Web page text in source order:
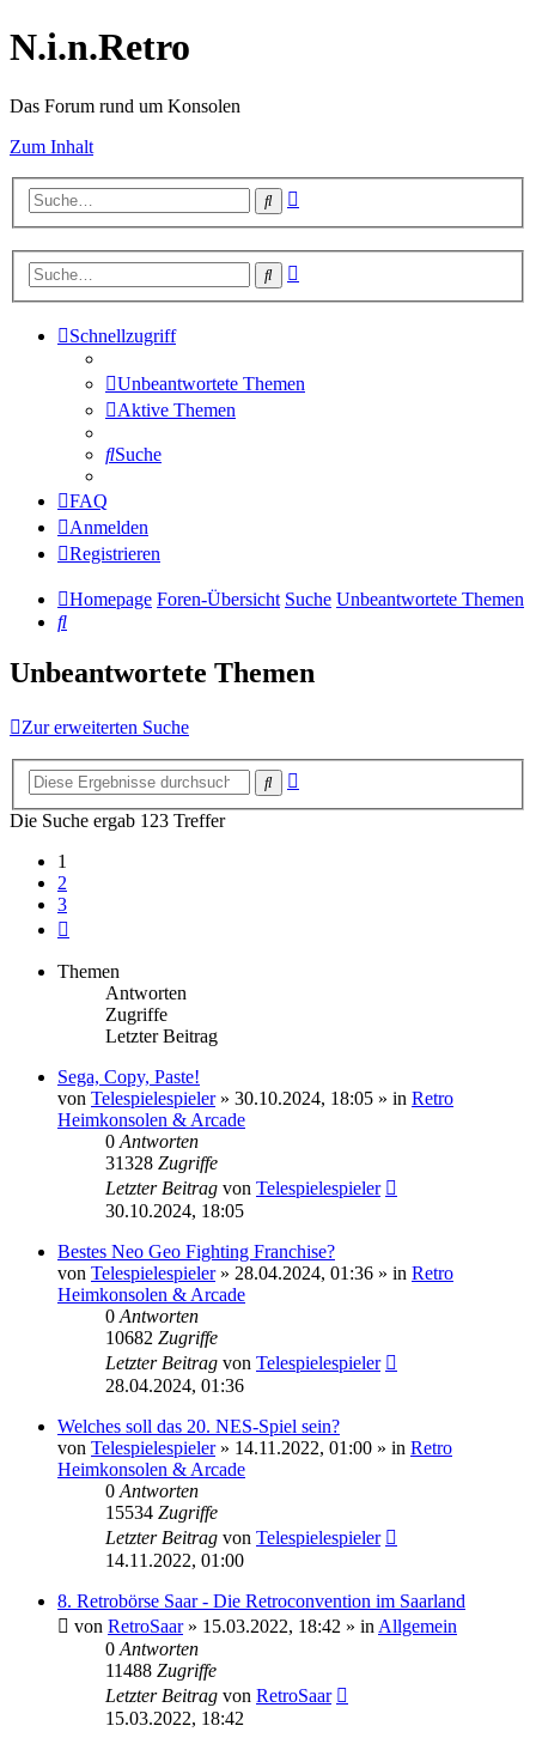
N.i.n.Retro
Das Forum rund um Konsolen
Zum Inhalt
Suche
Suche
Schnellzugriff
Unbeantwortete Themen
Aktive Themen
Suche
FAQ
Anmelden
Registrieren
Homepage Foren-Übersicht Suche Unbeantwortete Themen
Suche
Unbeantwortete Themen
Zur erweiterten Suche
Suche
Die Suche ergab 123 Treffer
1
2
3
Themen
Antworten
Zugriffe
Letzter Beitrag
Sega, Copy, Paste!
von Telespielespieler» 30.10.2024, 18:05 » in Retro
Heimkonsolen & Arcade
0Antworten
31328 Zugriffe
Letzter Beitrag von Telespielespieler
30.10.2024, 18:05
Bestes Neo Geo Fighting Franchise?
von Telespielespieler» 28.04.2024, 01:36 » in Retro
Heimkonsolen & Arcade
0Antworten
10682 Zugriffe
Letzter Beitrag von Telespielespieler
28.04.2024, 01:36
Welches soll das 20. NES-Spiel sein?
von Telespielespieler» 14.11.2022, 01:00 » in Retro
Heimkonsolen & Arcade
0Antworten
15534 Zugriffe
Letzter Beitrag von Telespielespieler
14.11.2022, 01:00
8. Retrobörse Saar - Die Retroconvention im Saarland
von RetroSaar» 15.03.2022, 18:42 » inAllgemein
0Antworten
11488 Zugriffe
Letzter Beitrag von RetroSaar
15.03.2022, 18:42